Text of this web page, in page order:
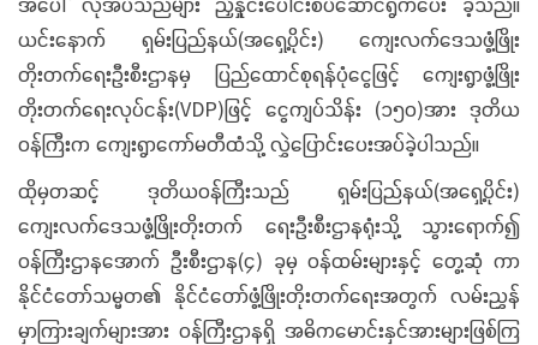
ယင်းနောက် ရှမ်းပြည်နယ်(အရှေ့ပိုင်း) ကျေးလက်ဒေသဖွံ့ဖြိုး
တိုးတက်ရေးဦးစီးဌာနမှ ပြည်ထောင်စုရန်ပုံငွေဖြင့် ကျေးရွာဖွံ့ဖြိုး
တိုးတက်ရေးလုပ်ငန်း(VDP)ဖြင့် ငွေကျပ်သိန်း (၁၅၀)အား ဒုတိယ
ဝန်ကြီးက ကျေးရွာကော်မတီထံသို့ လွှဲပြောင်းပေးအပ်ခဲ့ပါသည်။
ထိုမှတဆင့် ဒုတိယဝန်ကြီးသည် ရှမ်းပြည်နယ်(အရှေ့ပိုင်း)
ကျေးလက်ဒေသဖွံ့ဖြိုးတိုးတက် ရေးဦးစီးဌာနရုံးသို့ သွားရောက်၍
ဝန်ကြီးဌာနအောက် ဦးစီးဌာန(၄) ခုမှ ဝန်ထမ်းများနှင့် တွေ့ဆုံ ကာ
နိုင်ငံတော်သမ္မတ၏ နိုင်ငံတော်ဖွံ့ဖြိုးတိုးတက်ရေးအတွက် လမ်းညွှန်
မှာကြားချက်များအား ဝန်ကြီးဌာနရှိ အဓိကမောင်းနှင်အားများဖြစ်ကြ